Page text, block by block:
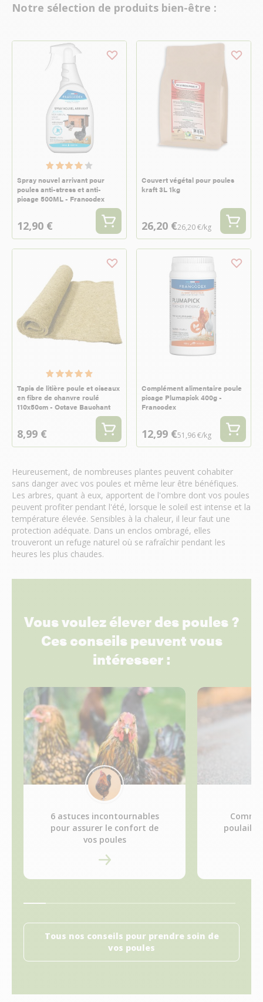
Notre sélection de produits bien-être :
Spray nouvel arrivant pour
poules anti-stress et anti-
picage 500ML - Francodex
12,90 €
Couvert végétal pour poules
kraft 3L 1kg
26,20 €26,20 €/kg
Tapis de litière poule et oiseaux
en fibre de chanvre roulé
110x50cm - Octave Bauchant
8,99 €
Complément alimentaire poule
picage Plumapick 400g -
Francodex
12,99 €51,96 €/kg
Heureusement, de nombreuses plantes peuvent cohabiter
sans danger avec vos poules et même leur être bénéfiques.
Les arbres, quant à eux, apportent de l'ombre dont vos poules
peuvent profiter pendant l'été, lorsque le soleil est intense et la
température élevée. Sensibles à la chaleur, il leur faut une
protection adéquate. Dans un enclos ombragé, elles
trouveront un refuge naturel où se rafraîchir pendant les
heures les plus chaudes.
Vous voulez élever des poules ?
Ces conseils peuvent vous
intéresser :
6 astuces incontournables
pour assurer le confort de
vos poules
Tous nos conseils pour prendre soin de
vos poules